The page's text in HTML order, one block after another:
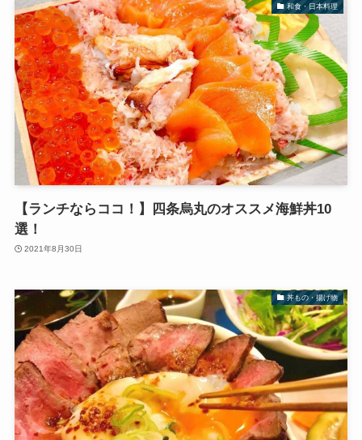
和食・日本料理
【ランチならココ！】四条烏丸のオススメ海鮮丼10
選！
2021年8月30日
丼もの・揚げ物